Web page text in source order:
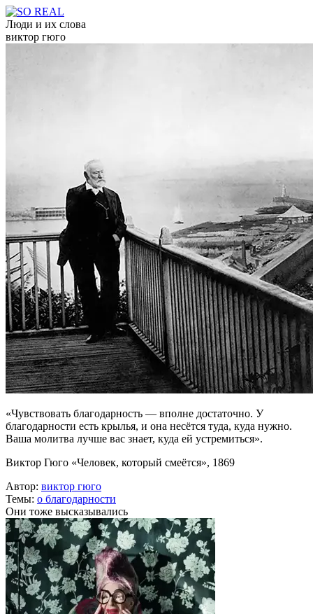
Люди и их слова
виктор гюго
«Чувствовать благодарность — вполне достаточно. У
благодарности есть крылья, и она несётся туда, куда нужно.
Ваша молитва лучше вас знает, куда ей устремиться».
Виктор Гюго «Человек, который смеётся», 1869
Автор: виктор гюго
Темы: о благодарности
Они тоже высказывались